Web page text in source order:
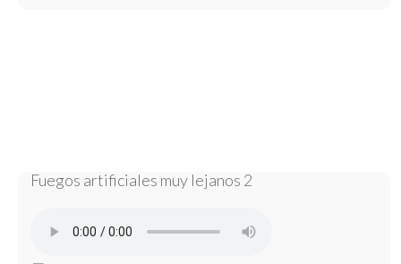
Fuegos artificiales muy lejanos 2